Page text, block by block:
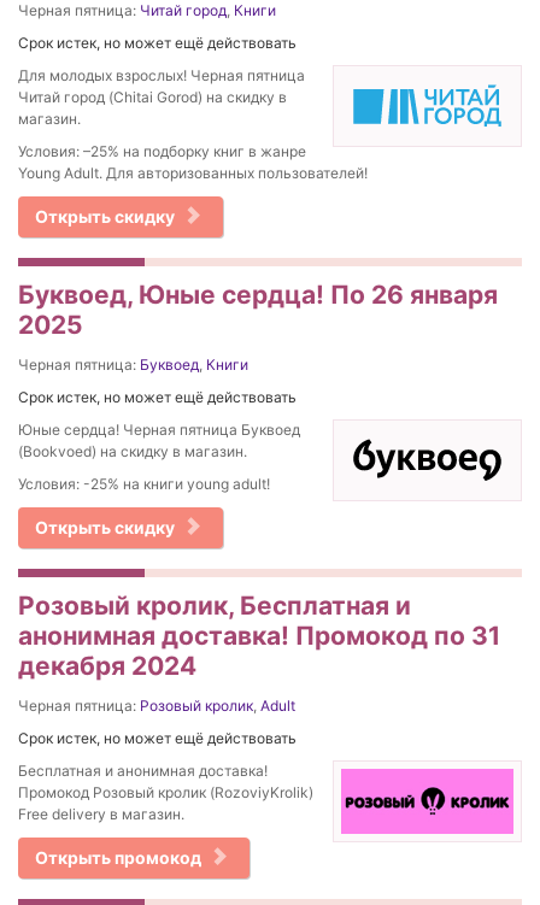
Черная пятница: Читай город, Книги
Срок истек, но может ещё действовать
Для молодых взрослых! Черная пятница
Читай город (Chitai Gorod) на скидку в
магазин.
Условия: –25% на подборку книг в жанре
Young Adult. Для авторизованных пользователей!
Открыть скидку
Буквоед, Юные сердца! По 26 января
2025
Черная пятница: Буквоед, Книги
Срок истек, но может ещё действовать
Юные сердца! Черная пятница Буквоед
(Bookvoed) на скидку в магазин.
Условия: -25% на книги young adult!
Открыть скидку
Розовый кролик, Бесплатная и
анонимная доставка! Промокод по 31
декабря 2024
Черная пятница: Розовый кролик, Adult
Срок истек, но может ещё действовать
Бесплатная и анонимная доставка!
Промокод Розовый кролик (RozoviyKrolik)
Free delivery в магазин.
Открыть промокод